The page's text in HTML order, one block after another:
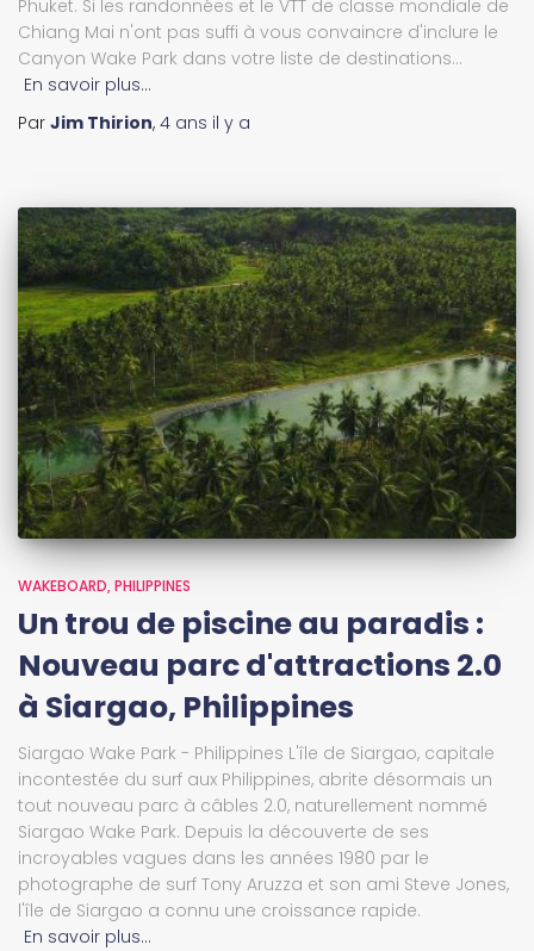
Phuket. Si les randonnées et le VTT de classe mondiale de
Chiang Mai n'ont pas suffi à vous convaincre d'inclure le
Canyon Wake Park dans votre liste de destinations...
En savoir plus…
Par Jim Thirion, 4 ans il y a
WAKEBOARD PHILIPPINES
Un trou de piscine au paradis :
Nouveau parc d'attractions 2.0
à Siargao, Philippines
Siargao Wake Park - Philippines L'île de Siargao, capitale
incontestée du surf aux Philippines, abrite désormais un
tout nouveau parc à câbles 2.0, naturellement nommé
Siargao Wake Park. Depuis la découverte de ses
incroyables vagues dans les années 1980 par le
photographe de surf Tony Aruzza et son ami Steve Jones,
l'île de Siargao a connu une croissance rapide.
En savoir plus…